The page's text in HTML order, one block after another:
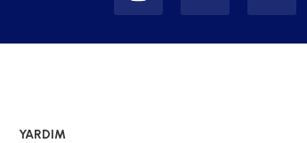
YARDIM